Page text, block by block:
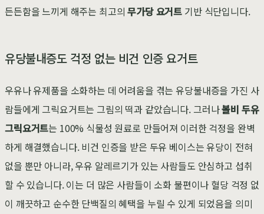
든든함을 느끼게 해주는 최고의무가당 요거트 기반 식단입니다.
유당불내증도 걱정 없는 비건 인증 요거트
우유나 유제품을 소화하는 데 어려움을 겪는 유당불내증을 가진 사
람들에게 그릭요거트는 그림의 떡과 같았습니다. 그러나볼비 두유
그릭요거트는 100% 식물성 원료로 만들어져 이러한 걱정을 완벽
하게 해결했습니다. 비건 인증을 받은 두유 베이스는 유당이 전혀
없을 뿐만 아니라, 우유 알레르기가 있는 사람들도 안심하고 섭취
할 수 있습니다. 이는 더 많은 사람들이 소화 불편이나 혈당 걱정 없
이 깨끗하고 순수한 단백질의 혜택을 누릴 수 있게 되었음을 의미